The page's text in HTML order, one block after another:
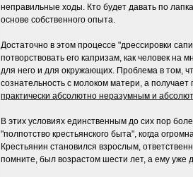
неправильные ходы. Кто будет давать по
основе собственного опыта.
Достаточно в этом процессе "дрессировки
потворствовать его капризам, как человек
для него и для окружающих. Проблема в том,
сознательность с молоком матери, а получает
практически абсолютно неразумным и
В этих условиях единственным до сих пор
"полпотство крестьянского быта", когда
Крестьянин становился взрослым,
помните, был возрастом шести лет, а ему